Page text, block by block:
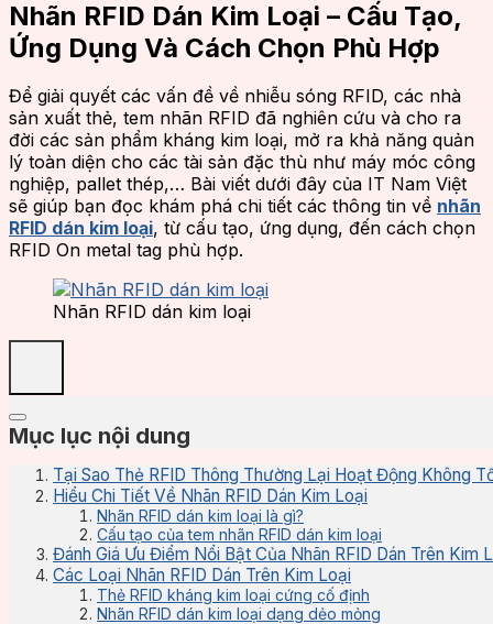
Nhãn RFID Dán Kim Loại – Cấu Tạo,
Ứng Dụng Và Cách Chọn Phù Hợp
Để giải quyết các vấn đề về nhiễu sóng RFID, các nhà
sản xuất thẻ, tem nhãn RFID đã nghiên cứu và cho ra
đời các sản phẩm kháng kim loại, mở ra khả năng quản
lý toàn diện cho các tài sản đặc thù như máy móc công
nghiệp, pallet thép,… Bài viết dưới đây của IT Nam Việt
sẽ giúp bạn đọc khám phá chi tiết các thông tin về nhãn
RFID dán kim loại, từ cấu tạo, ứng dụng, đến cách chọn
RFID On metal tag phù hợp.
Nhãn RFID dán kim loại
Mục lục nội dung
Tại Sao Thẻ RFID Thông Thường Lại Hoạt Động Không
Hiểu Chi Tiết Về Nhãn RFID Dán Kim Loại
Nhãn RFID dán kim loại là gì?
Cấu tạo của tem nhãn RFID dán kim loại
Đánh Giá Ưu Điểm Nổi Bật Của Nhãn RFID Dán Trên Kim
Các Loại Nhãn RFID Dán Trên Kim Loại
Thẻ RFID kháng kim loại cứng cố định
Nhãn RFID dán kim loại dạng dẻo mỏng